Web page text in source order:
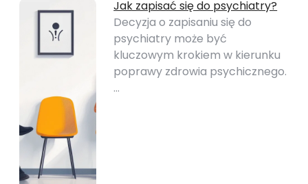
Jak zapisać się do psychiatry?
Decyzja o zapisaniu się do
psychiatry może być
kluczowym krokiem w kierunku
poprawy zdrowia psychicznego.
…